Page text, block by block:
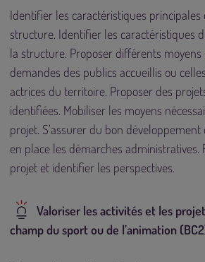
Identifier les caractéristiques
structure. Identifier les caractéristiques
la structure. Proposer différents
demandes des publics accueillis ou
actrices du territoire. Proposer des
identifiées. Mobiliser les moyens
projet. S’assurer du bon développement
en place les démarches administratives.
projet et identifier les perspectives.
Valoriser les activités et les
champ du sport ou de l’animation